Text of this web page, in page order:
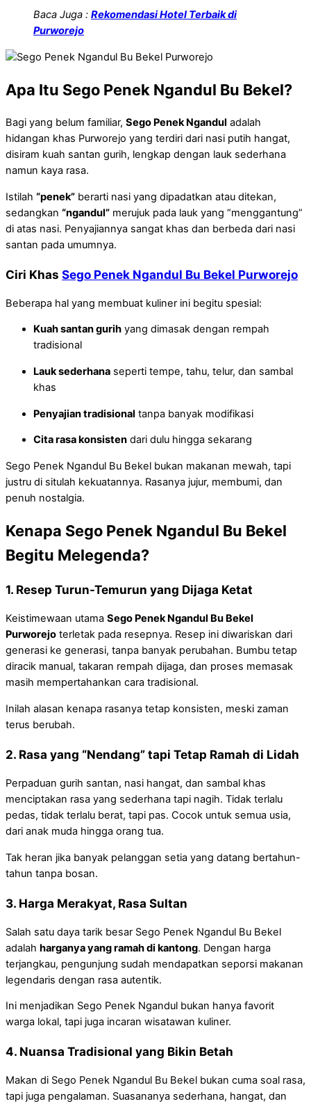
Baca Juga : Rekomendasi Hotel Terbaik di
Purworejo
Apa Itu Sego Penek Ngandul Bu Bekel?
Bagi yang belum familiar, Sego Penek Ngandul adalah
hidangan khas Purworejo yang terdiri dari nasi putih hangat,
disiram kuah santan gurih, lengkap dengan lauk sederhana
namun kaya rasa.
Istilah “penek” berarti nasi yang dipadatkan atau ditekan,
sedangkan “ngandul” merujuk pada lauk yang “menggantung”
di atas nasi. Penyajiannya sangat khas dan berbeda dari nasi
santan pada umumnya.
Ciri Khas Sego Penek Ngandul Bu Bekel Purworejo
Beberapa hal yang membuat kuliner ini begitu spesial:
Kuah santan gurih yang dimasak dengan rempah
tradisional
Lauk sederhana seperti tempe, tahu, telur, dan sambal
khas
Penyajian tradisional tanpa banyak modifikasi
Cita rasa konsisten dari dulu hingga sekarang
Sego Penek Ngandul Bu Bekel bukan makanan mewah, tapi
justru di situlah kekuatannya. Rasanya jujur, membumi, dan
penuh nostalgia.
Kenapa Sego Penek Ngandul Bu Bekel
Begitu Melegenda?
1. Resep Turun-Temurun yang Dijaga Ketat
Keistimewaan utama Sego Penek Ngandul Bu Bekel
Purworejo terletak pada resepnya. Resep ini diwariskan dari
generasi ke generasi, tanpa banyak perubahan. Bumbu tetap
diracik manual, takaran rempah dijaga, dan proses memasak
masih mempertahankan cara tradisional.
Inilah alasan kenapa rasanya tetap konsisten, meski zaman
terus berubah.
2. Rasa yang “Nendang” tapi Tetap Ramah di Lidah
Perpaduan gurih santan, nasi hangat, dan sambal khas
menciptakan rasa yang sederhana tapi nagih. Tidak terlalu
pedas, tidak terlalu berat, tapi pas. Cocok untuk semua usia,
dari anak muda hingga orang tua.
Tak heran jika banyak pelanggan setia yang datang bertahun-
tahun tanpa bosan.
3. Harga Merakyat, Rasa Sultan
Salah satu daya tarik besar Sego Penek Ngandul Bu Bekel
adalah harganya yang ramah di kantong. Dengan harga
terjangkau, pengunjung sudah mendapatkan seporsi makanan
legendaris dengan rasa autentik.
Ini menjadikan Sego Penek Ngandul bukan hanya favorit
warga lokal, tapi juga incaran wisatawan kuliner.
4. Nuansa Tradisional yang Bikin Betah
Makan di Sego Penek Ngandul Bu Bekel bukan cuma soal rasa,
tapi juga pengalaman. Suasananya sederhana, hangat, dan